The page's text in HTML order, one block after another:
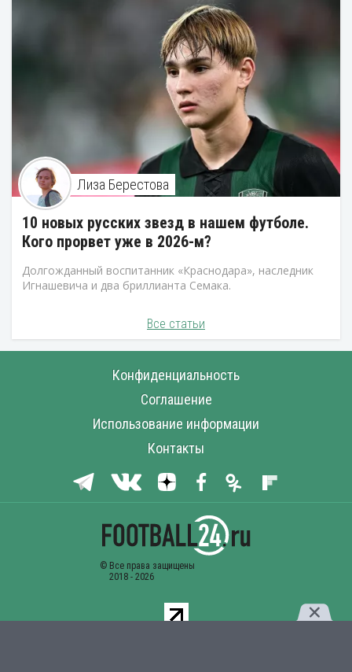
Лиза Берестова
10 новых русских звезд в нашем футболе.
Кого прорвет уже в 2026-м?
Долгожданный воспитанник «Краснодара», наследник
Игнашевича и два бриллианта Семака.
Все статьи
Конфиденциальность
Соглашение
Использование информации
Контакты